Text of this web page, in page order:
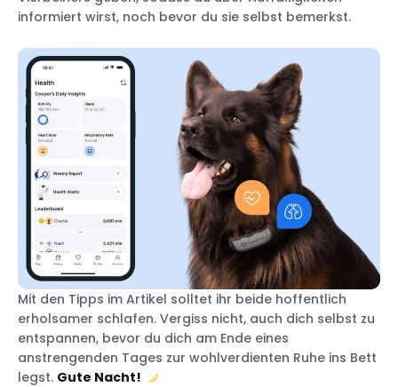
informiert wirst, noch bevor du sie selbst bemerkst.
Mit den Tipps im Artikel solltet ihr beide hoffentlich
erholsamer schlafen. Vergiss nicht, auch dich selbst zu
entspannen, bevor du dich am Ende eines
anstrengenden Tages zur wohlverdienten Ruhe ins Bett
legst. Gute Nacht!